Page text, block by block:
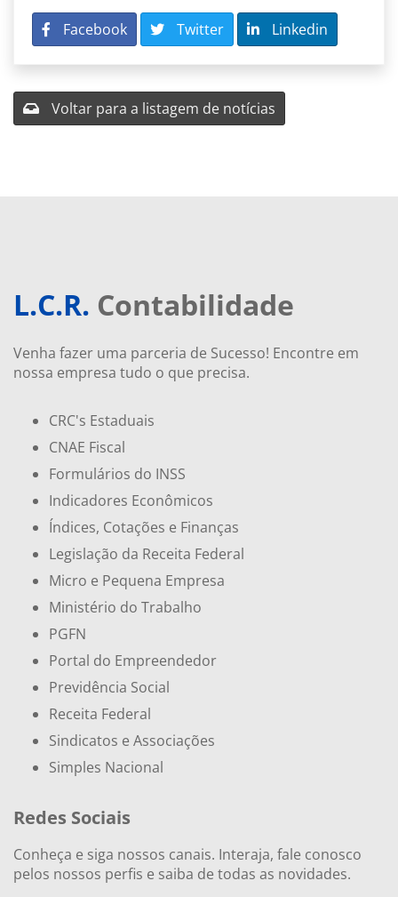
Facebook Twitter Linkedin
Voltar para a listagem de notícias
L.C.R. Contabilidade
Venha fazer uma parceria de Sucesso! Encontre em
nossa empresa tudo o que precisa.
CRC's Estaduais
CNAE Fiscal
Formulários do INSS
Indicadores Econômicos
Índices, Cotações e Finanças
Legislação da Receita Federal
Micro e Pequena Empresa
Ministério do Trabalho
PGFN
Portal do Empreendedor
Previdência Social
Receita Federal
Sindicatos e Associações
Simples Nacional
Redes Sociais
Conheça e siga nossos canais. Interaja, fale conosco
pelos nossos perfis e saiba de todas as novidades.